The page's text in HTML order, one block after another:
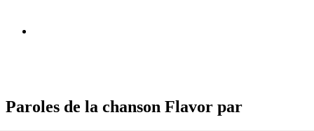
Paroles de la chanson Flavor par